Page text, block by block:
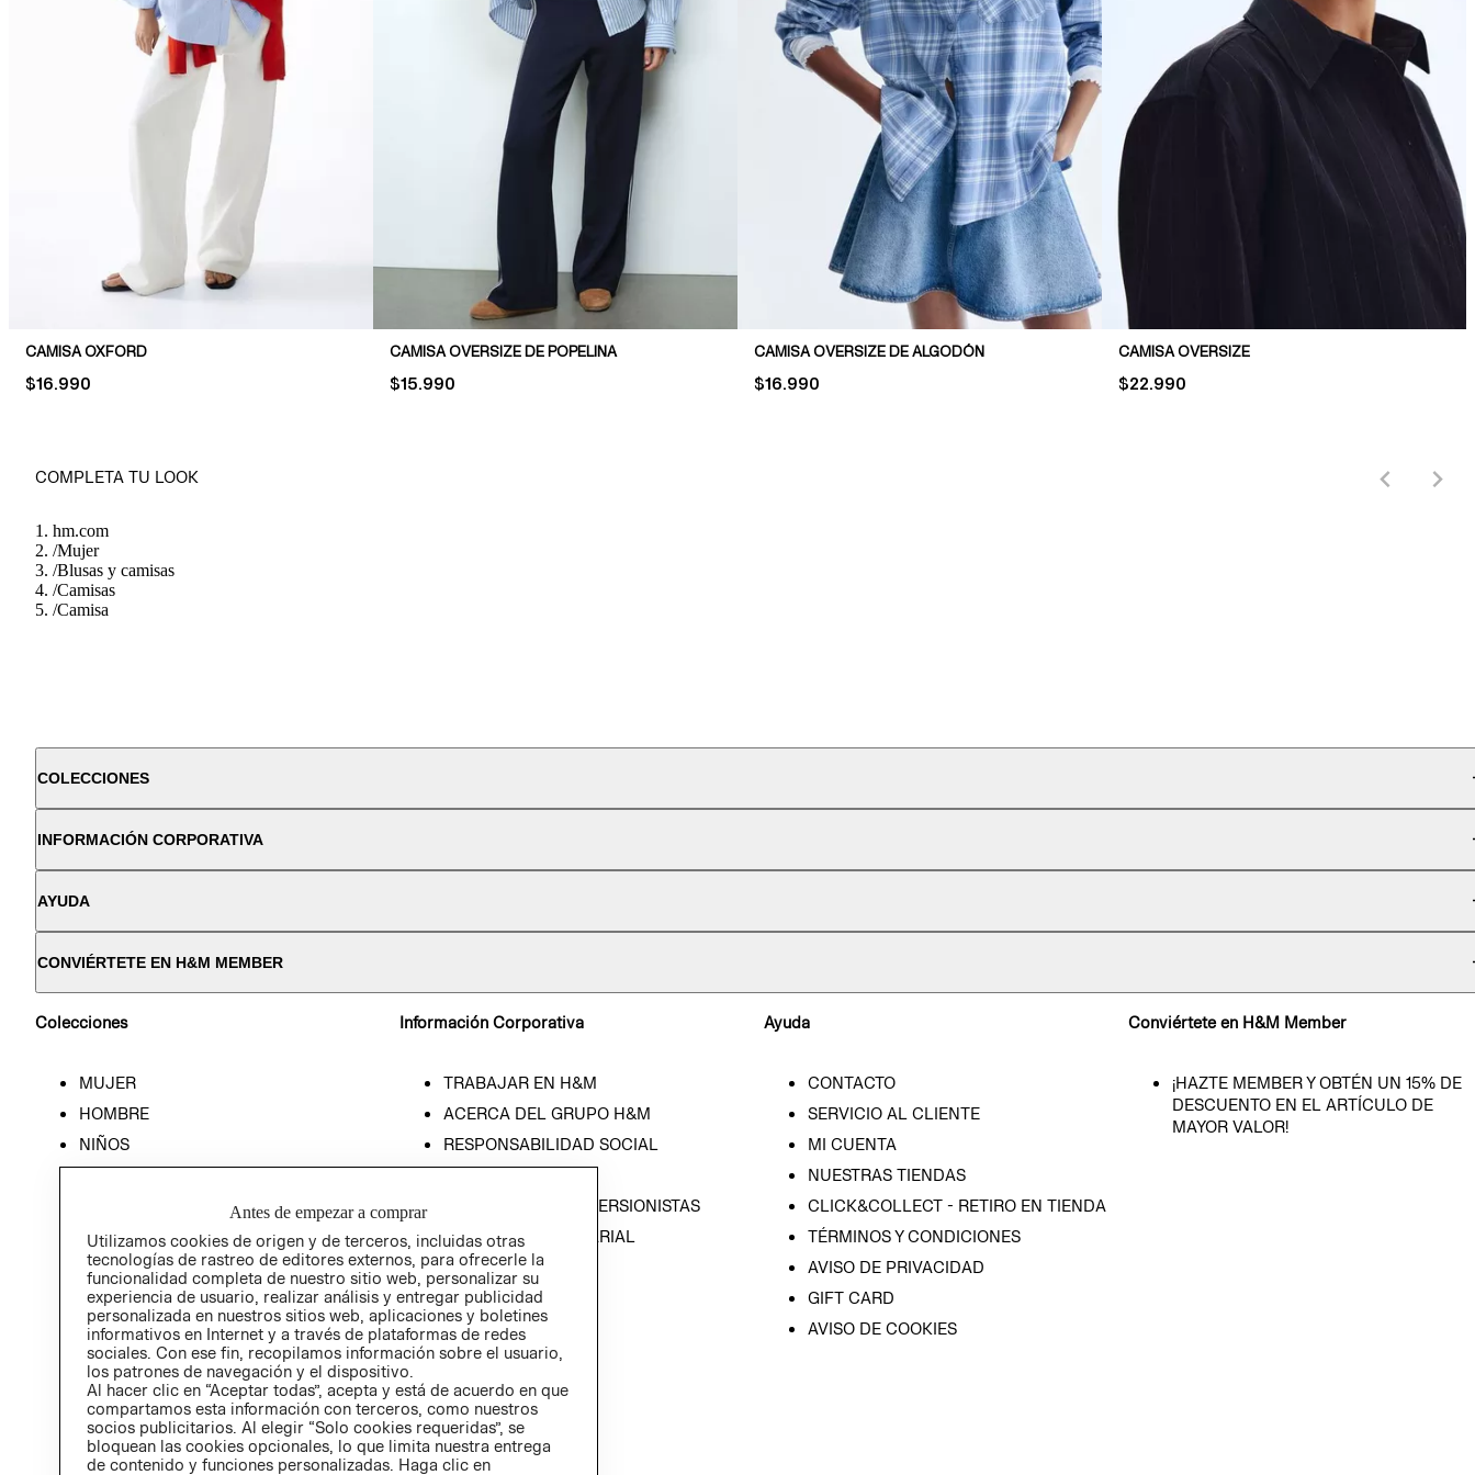
CAMISA OXFORD
PRICE:
$16.990
CAMISA OVERSIZE DE POPELINA
PRICE:
$15.990
CAMISA OVERSIZE DE ALGODÓN
PRICE:
$16.990
CAMISA OVERSIZE
PRICE:
$22.990
COMPLETA TU LOOK
hm.com
/Mujer
/Blusas y camisas
/Camisas
/Camisa
COLECCIONES
INFORMACIÓN CORPORATIVA
AYUDA
CONVIÉRTETE EN H&M MEMBER
Colecciones
MUJER
HOMBRE
NIÑOS
Información Corporativa
TRABAJAR EN H&M
ACERCA DEL GRUPO H&M
RESPONSABILIDAD SOCIAL
RELACIÓN CON INVERSIONISTAS
POLÍTICA EMPRESARIAL
Ayuda
CONTACTO
SERVICIO AL CLIENTE
MI CUENTA
NUESTRAS TIENDAS
CLICK&COLLECT - RETIRO EN TIENDA
TÉRMINOS Y CONDICIONES
AVISO DE PRIVACIDAD
GIFT CARD
AVISO DE COOKIES
Conviértete en H&M Member
¡HAZTE MEMBER Y OBTÉN UN 15% DE
DESCUENTO EN EL ARTÍCULO DE
MAYOR VALOR!
Antes de empezar a comprar
Utilizamos cookies de origen y de terceros, incluidas otras
tecnologías de rastreo de editores externos, para ofrecerle la
funcionalidad completa de nuestro sitio web, personalizar su
experiencia de usuario, realizar análisis y entregar publicidad
personalizada en nuestros sitios web, aplicaciones y boletines
informativos en Internet y a través de plataformas de redes
sociales. Con ese fin, recopilamos información sobre el usuario,
los patrones de navegación y el dispositivo.
Al hacer clic en “Aceptar todas”, acepta y está de acuerdo en que
compartamos esta información con terceros, como nuestros
socios publicitarios. Al elegir “Solo cookies requeridas”, se
bloquean las cookies opcionales, lo que limita nuestra entrega
de contenido y funciones personalizadas. Haga clic en